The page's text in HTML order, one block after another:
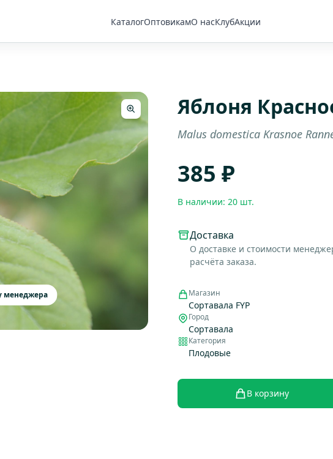
КаталогОптовикамО насКлубАкции
менеджера
Яблоня
Malus domestica Krasnoe
385 ₽
В наличии: 20 шт.
Доставка
О доставке и стоимости
расчёта заказа.
Магазин
Сортавала FYP
Город
Сортавала
Категория
Плодовые
В корзину